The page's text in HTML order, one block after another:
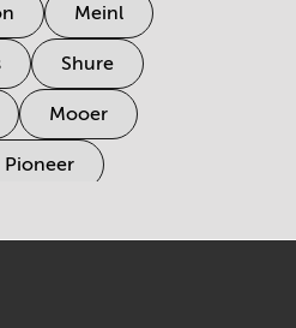
Meinl
Shure
Mooer
Pioneer